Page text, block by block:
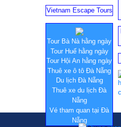
Vietnam Escape Tours
Tour Bà Nà hằng ngày
Tour Huế hằng ngày
Tour Hội An hằng ngày
Thuê xe ô tô Đà Nẵng
Du lịch Đà Nẵng
Thuê xe du lịch Đà
Nẵng
Vé tham quan tại Đà
Nẵng